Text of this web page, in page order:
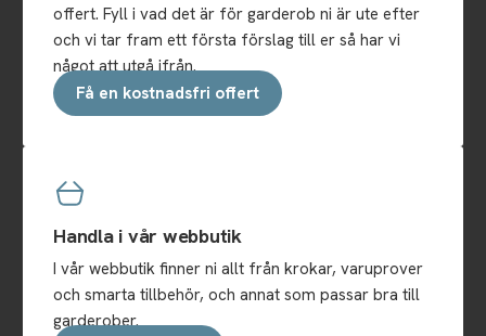
offert. Fyll i vad det är för garderob ni är ute efter
och vi tar fram ett första förslag till er så har vi
något att utgå ifrån.
Få en kostnadsfri offert
Handla i vår webbutik
I vår webbutik finner ni allt från krokar, varuprover
och smarta tillbehör, och annat som passar bra till
garderober.